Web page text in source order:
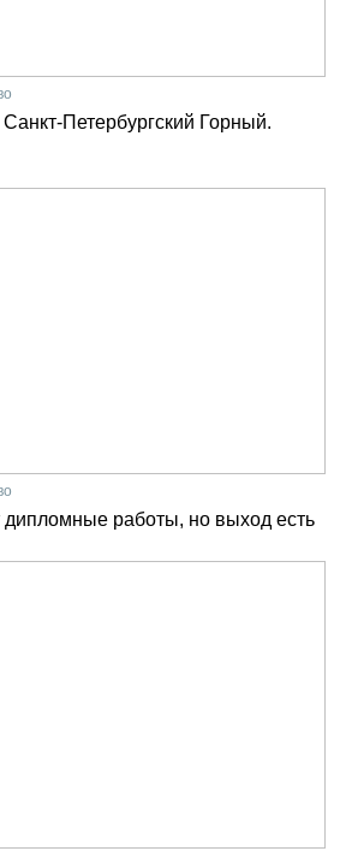
Петербургский Горный.
работы, но выход есть